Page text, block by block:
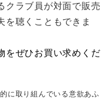
クラブ員が対面で販売
を聴くこともできま
をぜひお買い求めくだ
に取り組んでいる意欲あふ